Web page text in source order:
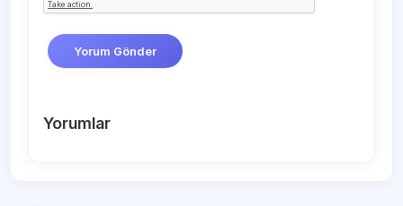
Yorum Gönder
Yorumlar